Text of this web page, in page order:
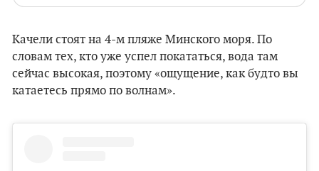
Качели стоят на 4-м пляже Минского моря. По
словам тех, кто уже успел покататься, вода там
сейчас высокая, поэтому «ощущение, как будто вы
катаетесь прямо по волнам».